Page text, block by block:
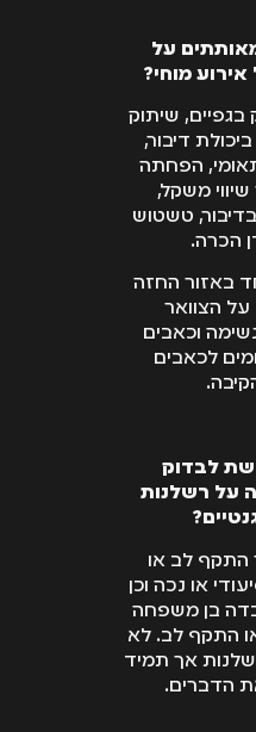
על
מוחי?
בגפיים, שיתוק
דיבור,
הפחתה
משקל,
טשטוש
הכרה.
באזור החזה
על הצוואר
וכאבים
לכאבים
לבדוק
על רשלנות
לב או
או נכה וכן
בן משפחה
התקף לב. לא
אך תמיד
הדברים.